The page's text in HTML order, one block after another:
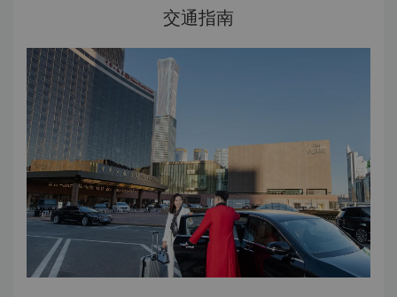
推荐路线：
鲁迅博物馆 → 妙应寺白塔 → 历代帝王庙 → 中国地质博物馆 → 正
阳书局 → 红楼公共藏书楼 → 西什库教堂
烟袋斜街-北京超多“弯”的胡同，也超有趣
因为形似一只老式烟袋，这条胡同有了一个让人过目不忘的名
几百年前，这里售卖烟斗、字画和古玩；几百年后，它依旧是
北京超有魅力的闲逛胜地之一。
沿着青砖老街一直向前，你会遇见传统手工艺人、特色小店和
街头小吃。再往前走几步，什刹海的湖光便映入眼帘。
夕阳下的烟袋斜街格外迷人。
超好的旅行方式不是赶景点，而是在这里慢慢消磨一个下午。
前门大街-穿越百年时光，逛一条“老字号天街”
来到前门大街，仿佛打开了北京的时光之门。
交通指南